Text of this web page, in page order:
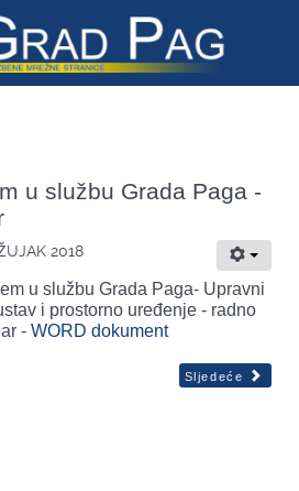
u službu Grada Paga -
2018
u službu Grada Paga- Upravni
i prostorno uređenje - radno
- WORD dokument
Sljedeće